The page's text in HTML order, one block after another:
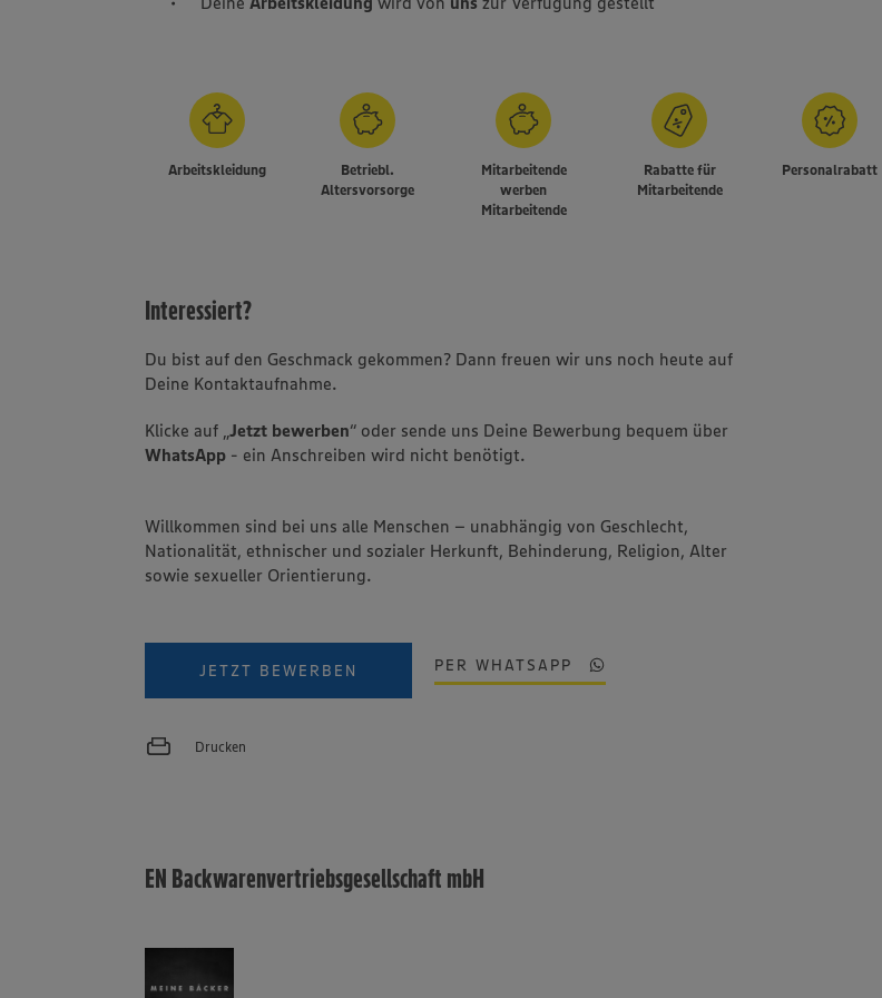
Arbeitskleidung
Betriebl.
Altersvorsorge
Mitarbeitende
werben
Mitarbeitende
Rabatte für
Mitarbeitende
Personalrabatt
Interessiert?
Du bist auf den Geschmack gekommen? Dann freuen wir uns noch heute auf
Deine Kontaktaufnahme.
Klicke auf „Jetzt bewerben“ oder sende uns Deine Bewerbung bequem über
WhatsApp - ein Anschreiben wird nicht benötigt.
Willkommen sind bei uns alle Menschen – unabhängig von Geschlecht,
Nationalität, ethnischer und sozialer Herkunft, Behinderung, Religion, Alter
sowie sexueller Orientierung.
JETZT BEWERBEN PER WHATSAPP
Drucken
EN Backwarenvertriebsgesellschaft mbH